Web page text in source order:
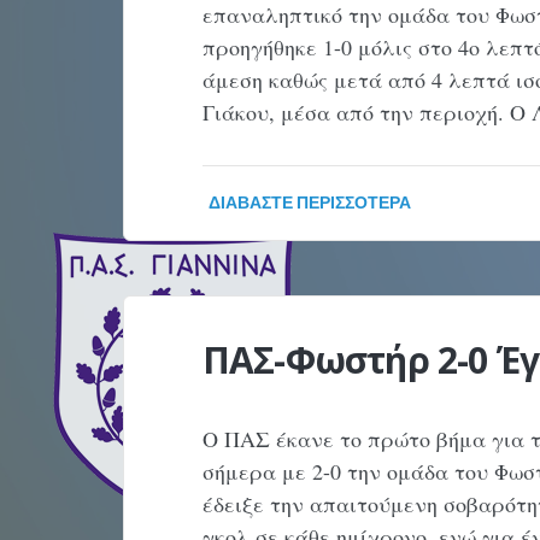
επαναληπτικό την ομάδα του
προηγήθηκε 1-0 μόλις στο 4ο
άμεση καθώς μετά από 4 λεπτά
Γιάκου, μέσα από την περιοχή.
ΔΙΑΒΆΣΤΕ ΠΕΡΙΣΣΌΤΕΡΑ
ΠΑΣ-Φωστήρ 2-0
Ο ΠΑΣ έκανε το πρώτο βήμα για
σήμερα με 2-0 την ομάδα του
έδειξε την απαιτούμενη